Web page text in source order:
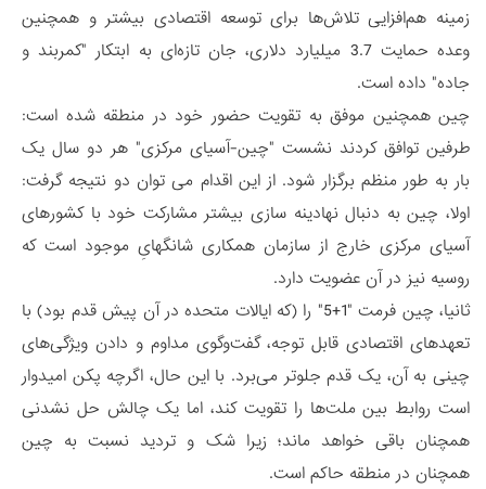
زمینه هم‌افزایی تلاش‌ها برای توسعه اقتصادی بیشتر و همچنین
وعده حمایت 3.7 میلیارد دلاری، جان تازه‌ای به ابتکار "کمربند و
جاده" داده است.
چین همچنین موفق به تقویت حضور خود در منطقه شده است:
طرفین توافق کردند نشست "چین-آسیای مرکزی" هر دو سال یک
بار به طور منظم برگزار شود. از این اقدام می توان دو نتیجه گرفت:
اولا، چین به دنبال نهادینه سازی بیشتر مشارکت خود با کشورهای
آسیای مرکزی خارج از سازمان همکاری شانگهایِ موجود است که
روسیه نیز در آن عضویت دارد.
ثانیا، چین فرمت "1+5" را (که ایالات متحده در آن پیش قدم بود) با
تعهدهای اقتصادی قابل توجه، گفت‌وگوی مداوم و دادن ویژگی‌های
چینی به آن، یک قدم جلوتر می‌برد. با این حال، اگرچه پکن امیدوار
است روابط بین ملت‌ها را تقویت کند، اما یک چالش حل نشدنی
همچنان باقی خواهد ماند؛ زیرا شک و تردید نسبت به چین
همچنان در منطقه حاکم است.